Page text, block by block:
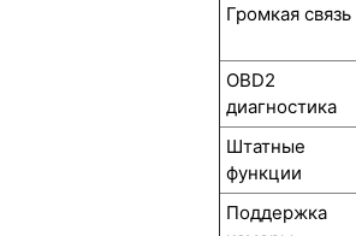
Громкая связь
OBD2
диагностика
Штатные
функции
Поддержка